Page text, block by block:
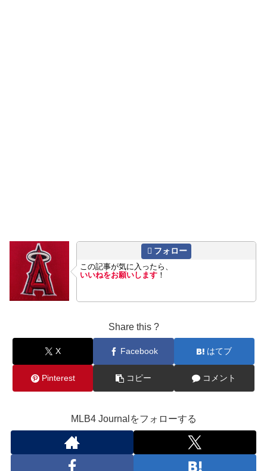
フォロー
この記事が気に入ったら、
いいねをお願いします ！
Share this ?
X Facebook はてブ
Pinterest コピー コメント
MLB4 Journalをフォローする